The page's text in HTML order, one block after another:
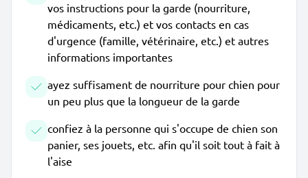
vos instructions pour la garde (nourriture,
médicaments, etc.) et vos contacts en cas
d'urgence (famille, vétérinaire, etc.) et autres
informations importantes
ayez suffisament de nourriture pour chien pour
un peu plus que la longueur de la garde
confiez à la personne qui s'occupe de chien son
panier, ses jouets, etc. afin qu'il soit tout à fait à
l'aise